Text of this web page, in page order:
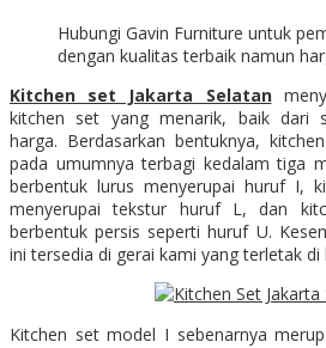
Hubungi Gavin Furniture untuk
dengan kualitas terbaik namun
Kitchen set Jakarta Selatan
kitchen set yang menarik, baik dari
harga. Berdasarkan bentuknya,
pada umumnya terbagi kedalam tiga
berbentuk lurus menyerupai huruf I,
menyerupai tekstur huruf L, dan
berbentuk persis seperti huruf U.
ini tersedia di gerai kami yang terletak di
Kitchen set model I sebenarnya